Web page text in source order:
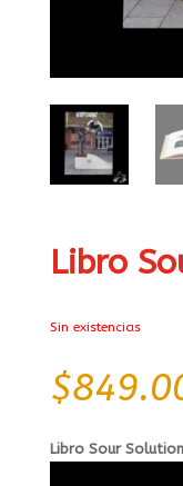
Libro
Sin existencias
$
Libro Sour